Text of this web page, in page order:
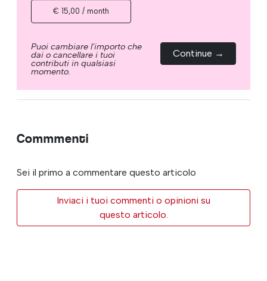
€ 15,00 / month
Puoi cambiare l'importo che
dai o cancellare i tuoi
contributi in qualsiasi
momento.
Continue →
Commmenti
Sei il primo a commentare questo articolo
Inviaci i tuoi commenti o opinioni su
questo articolo.